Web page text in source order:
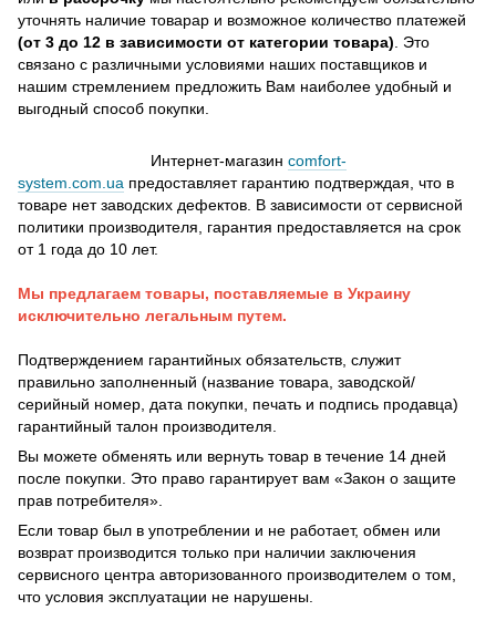
уточнять наличие товарар и возможное количество платежей
(от 3 до 12 в зависимости от категории товара) . Это
связано с различными условиями наших поставщиков и
нашим стремлением предложить Вам наиболее удобный и
выгодный способ покупки.
Интернет-магазин comfort-
system.com.ua предоставляет гарантию подтверждая, что в
товаре нет заводских дефектов. В зависимости от сервисной
политики производителя, гарантия предоставляется на срок
от 1 года до 10 лет.
Мы предлагаем товары, поставляемые в Украину
исключительно легальным путем.
Подтверждением гарантийных обязательств, служит
правильно заполненный (название товара, заводской/
серийный номер, дата покупки, печать и подпись продавца)
гарантийный талон производителя.
Вы можете обменять или вернуть товар в течение 14 дней
после покупки. Это право гарантирует вам «Закон о защите
прав потребителя».
Если товар был в употреблении и не работает, обмен или
возврат производится только при наличии заключения
сервисного центра авторизованного производителем о том,
что условия эксплуатации не нарушены.